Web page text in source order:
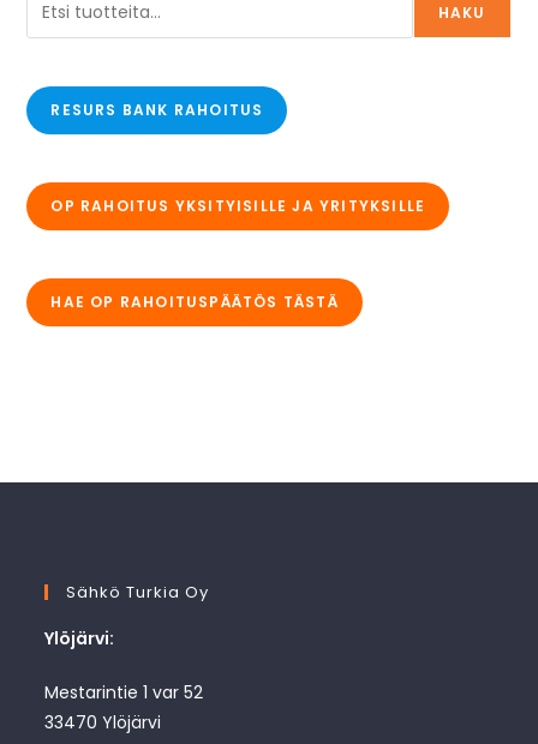
HAKU
RESURS BANK RAHOITUS
OP RAHOITUS YKSITYISILLE JA YRITYKSILLE
HAE OP RAHOITUSPÄÄTÖS TÄSTÄ
Sähkö Turkia Oy
Ylöjärvi:
Mestarintie 1 var 52
33470 Ylöjärvi